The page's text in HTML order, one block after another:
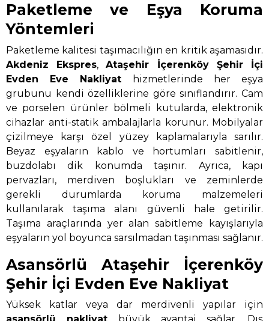
Paketleme ve Eşya Koruma
Yöntemleri
Paketleme kalitesi taşımacılığın en kritik aşamasıdır.
Akdeniz Ekspres,Ataşehir İçerenköy Şehir İçi
Evden Eve Nakliyat hizmetlerinde her eşya
grubunu kendi özelliklerine göre sınıflandırır. Cam
ve porselen ürünler bölmeli kutularda, elektronik
cihazlar anti-statik ambalajlarla korunur. Mobilyalar
çizilmeye karşı özel yüzey kaplamalarıyla sarılır.
Beyaz eşyaların kablo ve hortumları sabitlenir,
buzdolabı dik konumda taşınır. Ayrıca, kapı
pervazları, merdiven boşlukları ve zeminlerde
gerekli durumlarda koruma malzemeleri
kullanılarak taşıma alanı güvenli hale getirilir.
Taşıma araçlarında yer alan sabitleme kayışlarıyla
eşyaların yol boyunca sarsılmadan taşınması sağlanır.
Asansörlü Ataşehir İçerenköy
Şehir İçi Evden Eve Nakliyat
Yüksek katlar veya dar merdivenli yapılar için